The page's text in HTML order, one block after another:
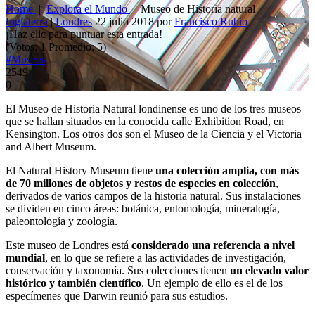
Home |Explora el Mundo |Museo de Historia natural
Inglaterra|Londres 22 julio 2018porFrancisco Rubio
¡Haz clic para puntuar esta entrada!
(Votos:1Promedio:5)
#Museos
2549
0
El Museo de Historia Natural londinense es uno de los tres museos
que se hallan situados en la conocida calle Exhibition Road, en
Kensington. Los otros dos son el Museo de la Ciencia y el Victoria
and Albert Museum.
El Natural History Museum tiene una colección amplia, con más
de 70 millones de objetos y restos de especies en colección,
derivados de varios campos de la historia natural. Sus instalaciones
se dividen en cinco áreas: botánica, entomología, mineralogía,
paleontología y zoología.
Este museo de Londres está considerado una referencia a nivel
mundial, en lo que se refiere a las actividades de investigación,
conservación y taxonomía. Sus colecciones tienen un elevado valor
histórico y también científico. Un ejemplo de ello es el de los
especímenes que Darwin reunió para sus estudios.